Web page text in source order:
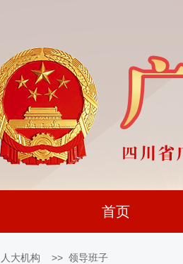
首页
大机构 >> 领导班子